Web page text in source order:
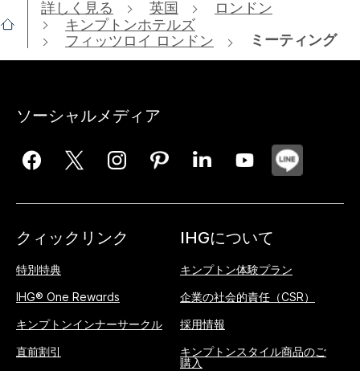
詳しく見る 英国
ロンドン
キンプトンホテルズ
フィッツロイ ロンドン
ミーティング
ソーシャルメディア
クィックリンク
特別特典
IHG® One Rewards
キンプトンインナーサークル
直前割引
IHGについて
キンプトン体験プラン
企業の社会的責任（CSR）
採用情報
キンプトンスタイル商品のご
購入